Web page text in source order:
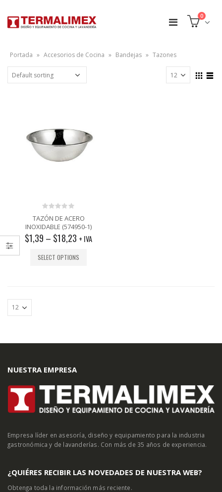
0
Portada » Accesorios de Cocina » Bandejas » Tazones
0
out
of
5
TAZÓN DE ACERO
INOXIDABLE (574950-1)
$1,39 – $18,23 + IVA
SELECT OPTIONS
NUESTRA EMPRESA
Empresa líder en asesoría, diseño y equipamiento para la industria
gastronómica y de lavanderías. Con más de 35 años de experiencia.
¿QUIÉRES RECIBIR LAS NOVEDADES DE NUESTRA WEB?
Obtenga toda la información más reciente.